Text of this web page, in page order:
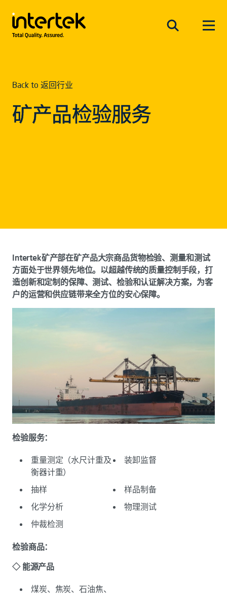
Back to 返回行业
矿产品检验服务
Intertek矿产部在矿产品大宗商品货物检验、测量和测试
方面处于世界领先地位。以超越传统的质量控制手段，打
造创新和定制的保障、测试、检验和认证解决方案，为客
户的运营和供应链带来全方位的安心保障。
检验服务：
重量测定（水尺计重及
衡器计重）
装卸监督
抽样
样品制备
化学分析
物理测试
仲裁检测
检验商品：
◇ 能源产品
煤炭、焦炭、石油焦、